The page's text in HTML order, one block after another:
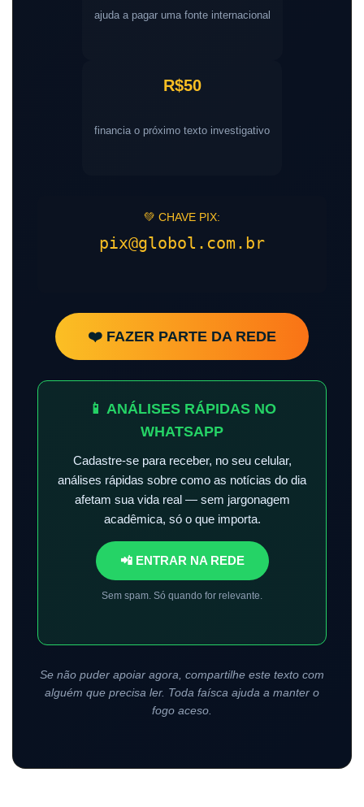
ajuda a pagar uma fonte internacional
R$50
financia o próximo texto investigativo
💚 CHAVE PIX:
pix@globol.com.br
❤️ FAZER PARTE DA REDE
📱 ANÁLISES RÁPIDAS NO
WHATSAPP
Cadastre-se para receber, no seu celular,
análises rápidas sobre como as notícias do dia
afetam sua vida real — sem jargonagem
acadêmica, só o que importa.
📲 ENTRAR NA REDE
Sem spam. Só quando for relevante.
Se não puder apoiar agora, compartilhe este texto com
alguém que precisa ler. Toda faísca ajuda a manter o
fogo aceso.